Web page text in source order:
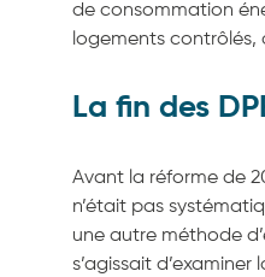
de consommation
logements contrôlés,
La fin des
Avant la réforme de
n’était pas
une autre méthode
s’agissait